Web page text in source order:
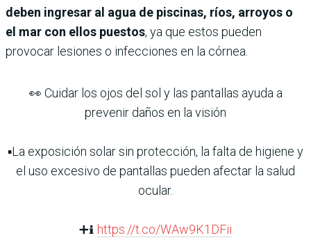
deben ingresar al agua de piscinas, ríos, arroyos o
el mar con ellos puestos, ya que estos pueden
provocar lesiones o infecciones en la córnea.
👀 Cuidar los ojos del sol y las pantallas ayuda a
prevenir daños en la visión
▪️La exposición solar sin protección, la falta de higiene y
el uso excesivo de pantallas pueden afectar la salud
ocular.
➕ℹ️ https://t.co/WAw9K1DFii